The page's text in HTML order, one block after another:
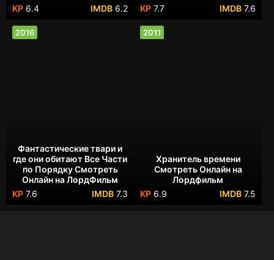
6.4
6.2
7.7
7.6
Фантастические твари и
где они обитают Все Части
по Порядку Смотреть
Онлайн на ЛордФильм
7.6
7.3
2016
Хранитель времени
Смотреть Онлайн на
Лордфильм
6.9
7.5
2011